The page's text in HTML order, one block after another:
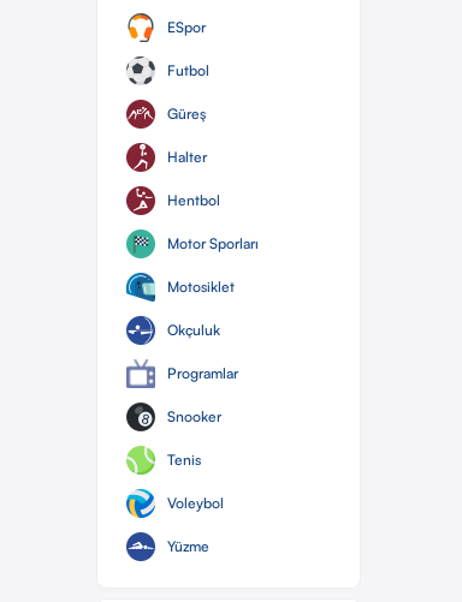
ESpor
Futbol
Güreş
Halter
Hentbol
Motor Sporları
Motosiklet
Okçuluk
Programlar
Snooker
Tenis
Voleybol
Yüzme